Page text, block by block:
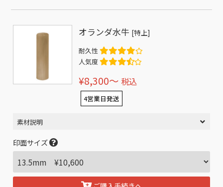
オランダ水牛 [特上]
耐久性
人気度
¥8,300〜 税込
4営業日発送
素材説明
印面サイズ